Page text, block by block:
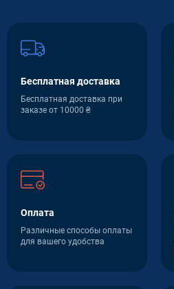
Бесплатная доставка
Бесплатная доставка при
заказе от 10000 ₴
Оплата
Различные способы оплаты
для вашего удобства